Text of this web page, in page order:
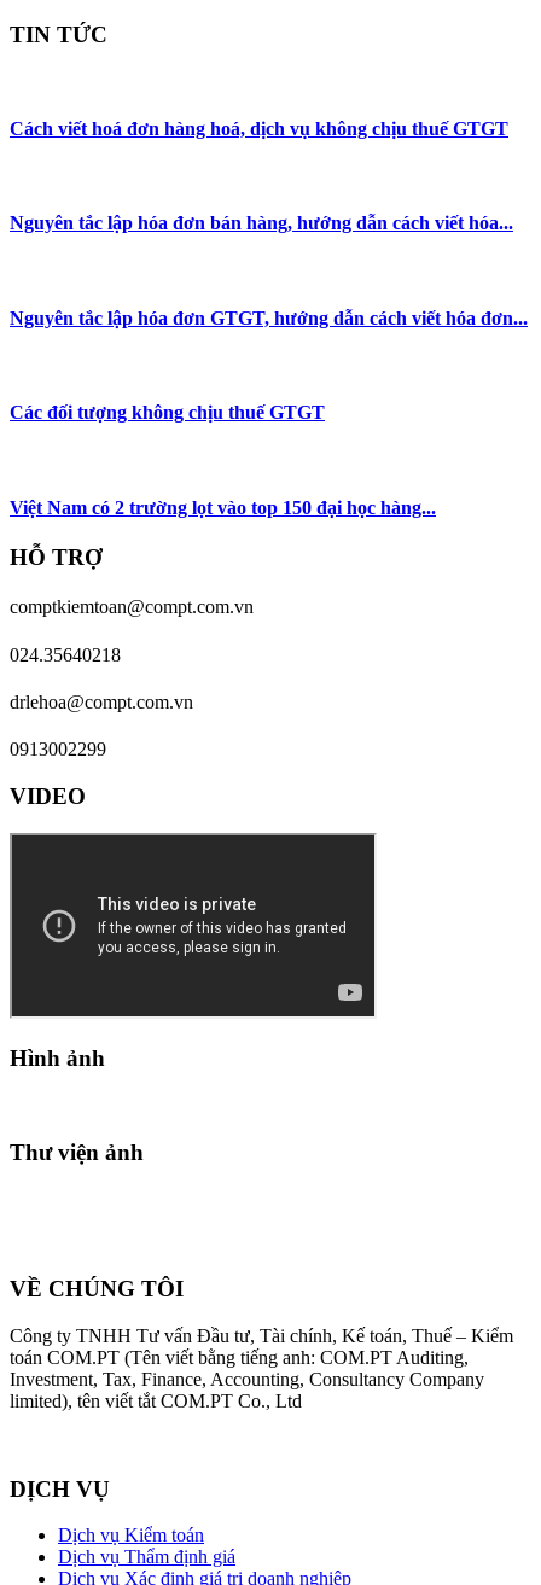
TIN TỨC
Cách viết hoá đơn hàng hoá, dịch vụ không chịu thuế GTGT
Nguyên tắc lập hóa đơn bán hàng, hướng dẫn cách viết hóa...
Nguyên tắc lập hóa đơn GTGT, hướng dẫn cách viết hóa đơn...
Các đối tượng không chịu thuế GTGT
Việt Nam có 2 trường lọt vào top 150 đại học hàng...
HỖ TRỢ
comptkiemtoan@compt.com.vn
024.35640218
drlehoa@compt.com.vn
0913002299
VIDEO
Hình ảnh
Thư viện ảnh
VỀ CHÚNG TÔI
Công ty TNHH Tư vấn Đầu tư, Tài chính, Kế toán, Thuế – Kiểm
toán COM.PT (Tên viết bằng tiếng anh: COM.PT Auditing,
Investment, Tax, Finance, Accounting, Consultancy Company
limited), tên viết tắt COM.PT Co., Ltd
DỊCH VỤ
Dịch vụ Kiểm toán
Dịch vụ Thẩm định giá
Dịch vụ Xác định giá trị doanh nghiệp